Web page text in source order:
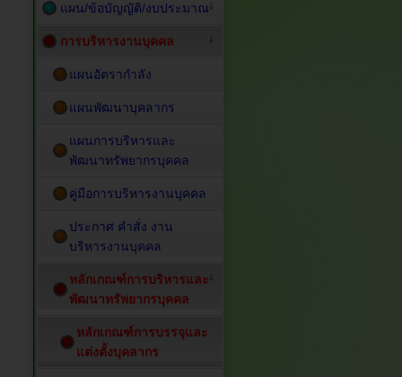
แผน/ข้อบัญญัติ/งบประมาณ
การบริหารงานบุคคล
แผนอัตรากำลัง
แผนพัฒนาบุคลากร
แผนการบริหารและ
พัฒนาทรัพยากรบุคคล
คู่มือการบริหารงานบุคคล
ประกาศ คำสั่ง งาน
บริหารงานบุคคล
หลักเกณฑ์การบริหารและ
พัฒนาทรัพยากรบุคคล
หลักเกณฑ์การบรรจุและ
แต่งตั้งบุคลากร